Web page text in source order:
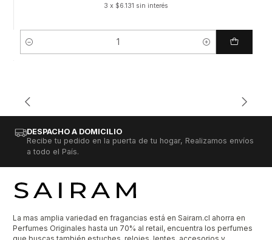
3 x $6.131 sin interés
Cantidad
DESPACHO A DOMICILIO
Recibe tu pedido en la puerta de tu hogar, Realizamos envíos
a todo el País.
La mas amplia variedad en fragancias está en Sairam.cl ahorra en
Perfumes Originales hasta un 70% al retail, encuentra los perfumes